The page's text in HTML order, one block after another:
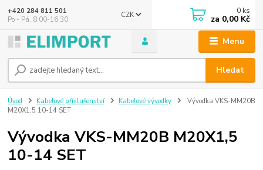
Menu
CZK
Hledat
+420 284 811 501
Po - Pá, 8:00-16:30
0 ks
za 0,00 Kč
Úvod Kabelové příslušenství Kabelové vývodky
Vývodka VKS-MM20B
M20X1,5 10-14 SET
Vývodka VKS-MM20B M20X1,5
10-14 SET